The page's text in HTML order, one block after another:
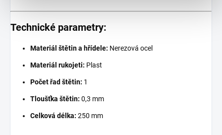
Technické parametry:
Materiál štětin a hřídele: Nerezová ocel
Materiál rukojeti: Plast
Počet řad štětin: 1
Tloušťka štětin: 0,3 mm
Celková délka: 250 mm